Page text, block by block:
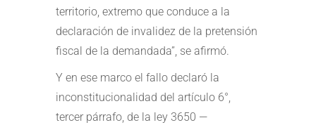
territorio, extremo que conduce a la
declaración de invalidez de la pretensión
fiscal de la demandada”, se afirmó.
Y en ese marco el fallo declaró la
inconstitucionalidad del artículo 6°,
tercer párrafo, de la ley 3650 —